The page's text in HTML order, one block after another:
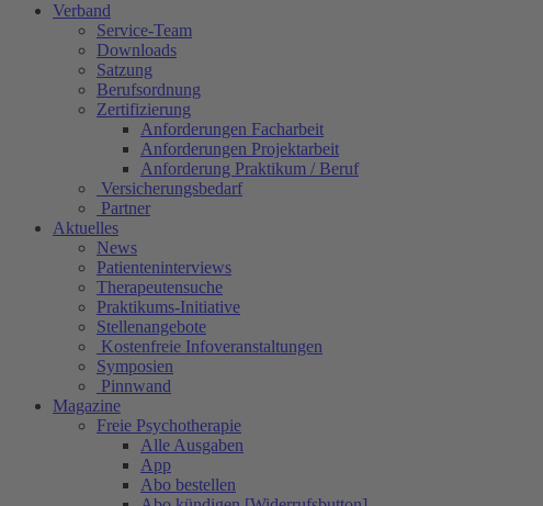
Verband
Service-Team
Downloads
Satzung
Berufsordnung
Zertifizierung
Anforderungen Facharbeit
Anforderungen Projektarbeit
Anforderung Praktikum / Beruf
Versicherungsbedarf
Partner
Aktuelles
News
Patienteninterviews
Therapeutensuche
Praktikums-Initiative
Stellenangebote
Kostenfreie Infoveranstaltungen
Symposien
Pinnwand
Magazine
Freie Psychotherapie
Alle Ausgaben
App
Abo bestellen